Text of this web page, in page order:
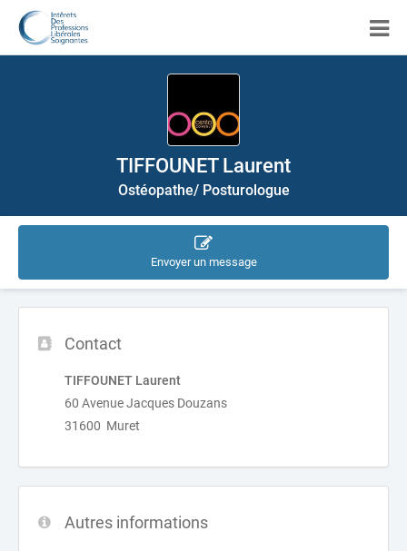
TIFFOUNET Laurent
Ostéopathe/ Posturologue
Envoyer un message
Contact
TIFFOUNET Laurent
60 Avenue Jacques Douzans
31600 Muret
Autres informations